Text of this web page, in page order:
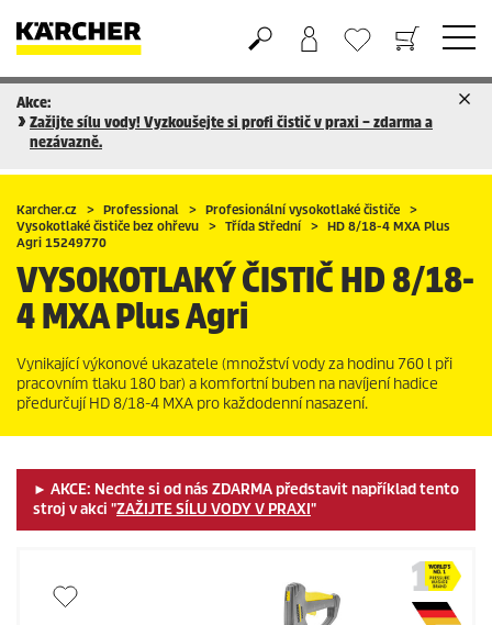
Nákupní košík
Seznam oblíbených produktů
Akce:
Zažijte sílu vody! Vyzkoušejte si profi čistič v praxi – zdarma a
nezávazně.
Karcher.cz Professional
Profesionální vysokotlaké čističe
Vysokotlaké čističe bez ohřevu
Třída Střední
HD 8/18-4 MXA Plus
Agri 15249770
VYSOKOTLAKÝ ČISTIČ HD 8/18-
4 MXA Plus Agri
Vynikající výkonové ukazatele (množství vody za hodinu 760 l při
pracovním tlaku 180 bar) a komfortní buben na navíjení hadice
předurčují HD 8/18-4 MXA pro každodenní nasazení.
► AKCE: Nechte si od nás ZDARMA představit například tento
stroj v akci "ZAŽIJTE SÍLU VODY V PRAXI"